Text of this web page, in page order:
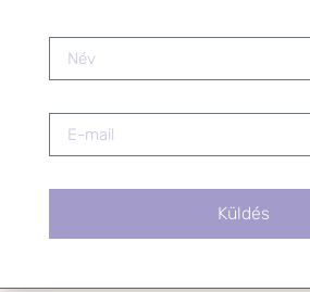
leiratkozhatsz a levél alján található
OLDALAK
Küldés